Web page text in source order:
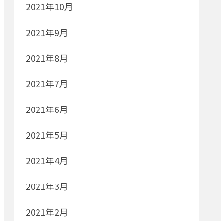
2021年10月
2021年9月
2021年8月
2021年7月
2021年6月
2021年5月
2021年4月
2021年3月
2021年2月